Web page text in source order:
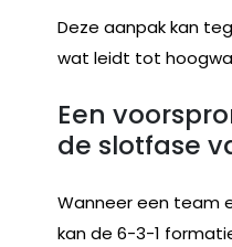
Deze aanpak kan
wat leidt tot
Een
de slotfase
Wanneer een team
kan de 6-3-1